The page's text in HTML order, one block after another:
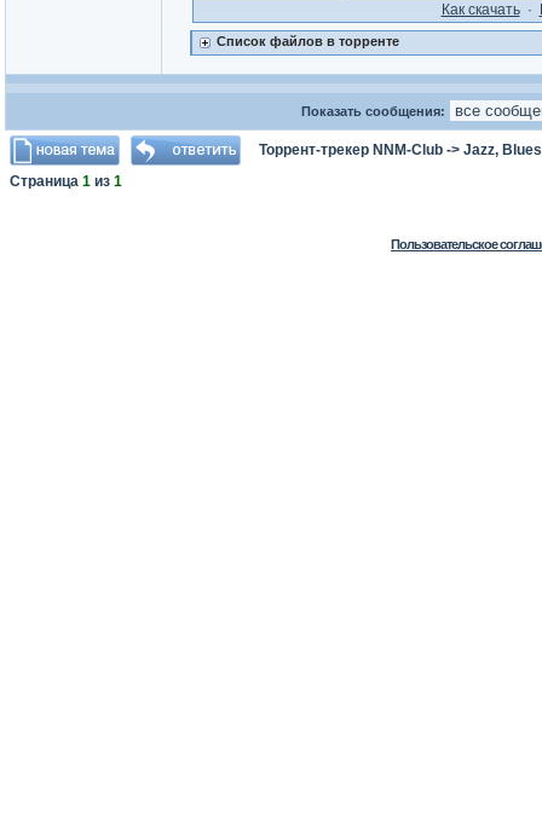
Как cкачать·
Список файлов в торренте
Показать сообщения:
Торрент-трекер NNM-Club -> Jazz,
Страница 1 из 1
Пользовательское